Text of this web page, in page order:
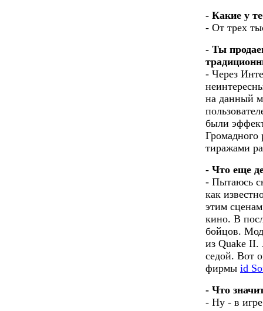
- Какие у
- От трех
- Ты
- Через
на данный
были
Громадного
тиражами
- Что еще
- Пытаюсь
как
этим
кино. В
бойцов.
из Quake II.
седой. Вот
фирмы id
- Что
- Ну - в